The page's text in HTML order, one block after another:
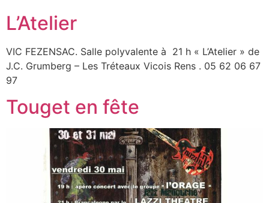
L’Atelier
VIC FEZENSAC. Salle polyvalente à 21 h « L’Atelier » de
J.C. Grumberg – Les Tréteaux Vicois Rens . 05 62 06 67
97
Touget en fête